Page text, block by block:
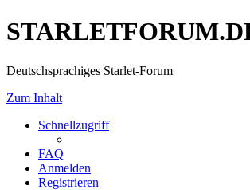
Deutschsprachiges Starlet-Forum
Zum Inhalt
Schnellzugriff
FAQ
Anmelden
Registrieren